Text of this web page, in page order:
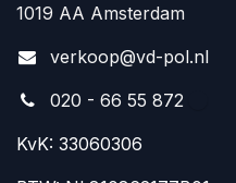
1019 AA Amsterdam
verkoop@vd-pol.nl
020 - 66 55 872
KvK: 33060306